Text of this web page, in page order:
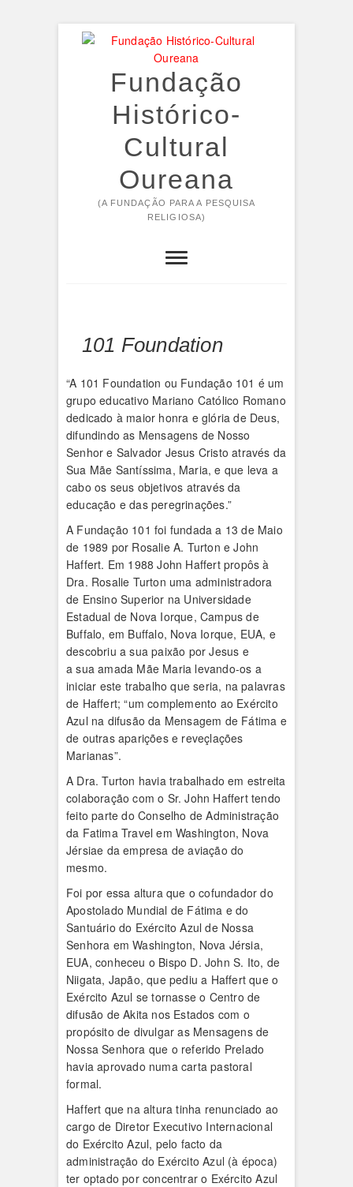
Fundação
Histórico-
Cultural
Oureana
(A FUNDAÇÃO PARA A PESQUISA
RELIGIOSA)
101 Foundation
“A 101 Foundation ou Fundação 101 é um
grupo educativo Mariano Católico Romano
dedicado à maior honra e glória de Deus,
difundindo as Mensagens de Nosso
Senhor e Salvador Jesus Cristo através da
Sua Mãe Santíssima, Maria, e que leva a
cabo os seus objetivos através da
educação e das peregrinações.”
A Fundação 101 foi fundada a 13 de Maio
de 1989 por Rosalie A. Turton e John
Haffert. Em 1988 John Haffert propôs à
Dra. Rosalie Turton uma administradora
de Ensino Superior na Universidade
Estadual de Nova Iorque, Campus de
Buffalo, em Buffalo, Nova Iorque, EUA, e
descobriu a sua paixão por Jesus e
a sua amada Mãe Maria levando-os a
iniciar este trabalho que seria, na palavras
de Haffert; “um complemento ao Exército
Azul na difusão da Mensagem de Fátima e
de outras aparições e reveçlações
Marianas”.
A Dra. Turton havia trabalhado em estreita
colaboração com o Sr. John Haffert tendo
feito parte do Conselho de Administração
da Fatima Travel em Washington, Nova
Jérsiae da empresa de aviação do
mesmo.
Foi por essa altura que o cofundador do
Apostolado Mundial de Fátima e do
Santuário do Exército Azul de Nossa
Senhora em Washington, Nova Jérsia,
EUA, conheceu o Bispo D. John S. Ito, de
Niigata, Japão, que pediu a Haffert que o
Exército Azul se tornasse o Centro de
difusão de Akita nos Estados com o
propósito de divulgar as Mensagens de
Nossa Senhora que o referido Prelado
havia aprovado numa carta pastoral
formal.
Haffert que na altura tinha renunciado ao
cargo de Diretor Executivo Internacional
do Exército Azul, pelo facto da
administração do Exército Azul (à época)
ter optado por concentrar o Exército Azul